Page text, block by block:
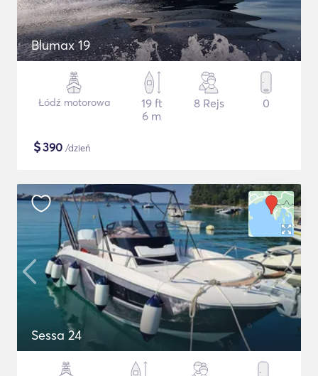
Blumax 19
Łódź motorowa
19 ft
6 m
8 Rejs 0
$390 /dzień
Sessa 24